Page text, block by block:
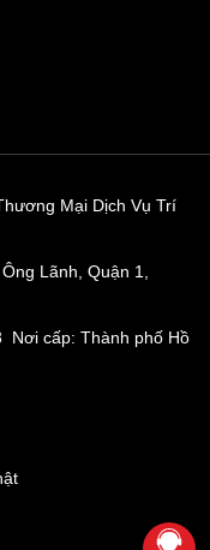
Mại Dịch Vụ Trí
Lãnh, Quận 1,
Nơi cấp: Thành phố Hồ